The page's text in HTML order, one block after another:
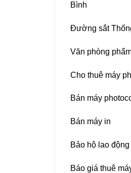
Bình
Đường sắt
Văn phòng
Cho thuê máy
Bán máy
Bán máy in
Bảo hộ lao động
Báo giá thuê